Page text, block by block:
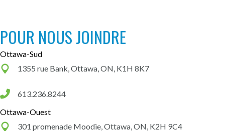
POUR NOUS JOINDRE
Ottawa-Sud
1355 rue Bank, Ottawa, ON, K1H 8K7
613.236.8244
Ottawa-Ouest
301 promenade Moodie, Ottawa, ON, K2H 9C4